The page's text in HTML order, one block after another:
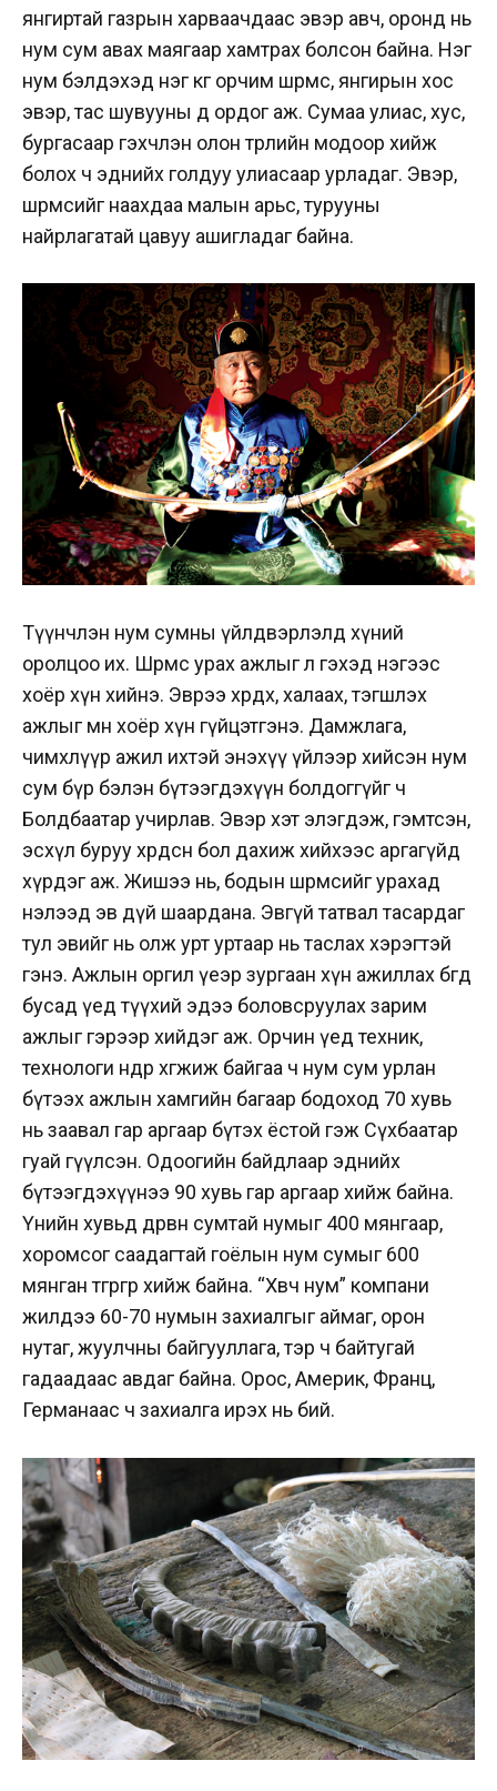
янгиртай газрын харваачдаас эвэр авч, оронд нь
нум сум авах маягаар хамтрах болсон байна. Нэг
нум бэлдэхэд нэг кг орчим шөрмөс, янгирын хос
эвэр, тас шувууны өд ордог аж. Сумаа улиас, хус,
бургасаар гэхчлэн олон төрлийн модоор хийж
болох ч эднийх голдуу улиасаар урладаг. Эвэр,
шөрмөсийг наахдаа малын арьс, турууны
найрлагатай цавуу ашигладаг байна.
Түүнчлэн нум сумны үйлдвэрлэлд хүний
оролцоо их. Шөрмөс урах ажлыг л гэхэд нэгээс
хоёр хүн хийнэ. Эврээ хөрөөдөх, халаах, тэгшлэх
ажлыг мөн хоёр хүн гүйцэтгэнэ. Дамжлага,
чимхлүүр ажил ихтэй энэхүү үйлээр хийсэн нум
сум бүр бэлэн бүтээгдэхүүн болдоггүйг ч
Болдбаатар учирлав. Эвэр хэт элэгдэж, гэмтсэн,
эсхүл буруу хөрөөдсөн бол дахиж хийхээс аргагүйд
хүрдэг аж. Жишээ нь, бодын шөрмөсийг урахад
нэлээд эв дүй шаардана. Эвгүй татвал тасардаг
тул эвийг нь олж урт уртаар нь таслах хэрэгтэй
гэнэ. Ажлын оргил үеэр зургаан хүн ажиллах бөгөөд
бусад үед түүхий эдээ боловсруулах зарим
ажлыг гэрээр хийдэг аж. Орчин үед техник,
технологи өндөр хөгжиж байгаа ч нум сум урлан
бүтээх ажлын хамгийн багаар бодоход 70 хувь
нь заавал гар аргаар бүтэх ёстой гэж Сүхбаатар
гуай өгүүлсэн. Одоогийн байдлаар эднийх
бүтээгдэхүүнээ 90 хувь гар аргаар хийж байна.
Үнийн хувьд дөрвөн сумтай нумыг 400 мянгаар,
хоромсог саадагтай гоёлын нум сумыг 600
мянган төгрөгөөр хийж байна. “Хөвч нум” компани
жилдээ 60-70 нумын захиалгыг аймаг, орон
нутаг, жуулчны байгууллага, тэр ч байтугай
гадаадаас авдаг байна. Орос, Америк, Франц,
Германаас ч захиалга ирэх нь бий.